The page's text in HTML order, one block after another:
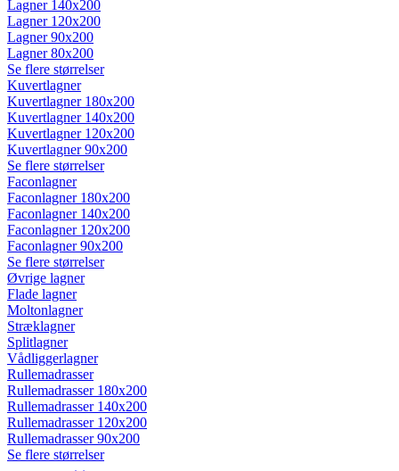
Lagner 140x200
Lagner 120x200
Lagner 90x200
Lagner 80x200
Se flere størrelser
Kuvertlagner
Kuvertlagner 180x200
Kuvertlagner 140x200
Kuvertlagner 120x200
Kuvertlagner 90x200
Se flere størrelser
Faconlagner
Faconlagner 180x200
Faconlagner 140x200
Faconlagner 120x200
Faconlagner 90x200
Se flere størrelser
Øvrige lagner
Flade lagner
Moltonlagner
Stræklagner
Splitlagner
Vådliggerlagner
Rullemadrasser
Rullemadrasser 180x200
Rullemadrasser 140x200
Rullemadrasser 120x200
Rullemadrasser 90x200
Se flere størrelser